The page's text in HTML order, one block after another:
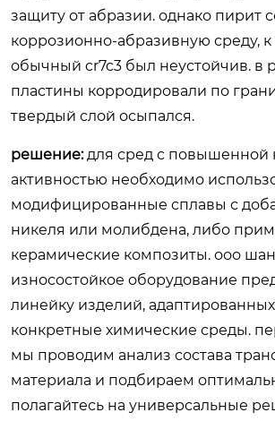
защиту от абразии. однако пирит
коррозионно-абразивную среду, к
обычный cr7c3 был неустойчив. в
пластины корродировали по
твердый слой осыпался.
решение:для сред с повышенной
активностью необходимо
модифицированные сплавы с
никеля или молибдена, либо
керамические композиты. ооо
износостойкое оборудование
линейку изделий,
конкретные химические среды.
мы проводим анализ состава
материала и подбираем
полагайтесь на универсальные